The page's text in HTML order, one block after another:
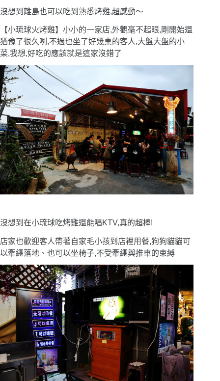
沒想到離島也可以吃到熟悉烤雞,超感動〜
【小琉球火烤雞】小小的一家店,外觀毫不起眼,剛開始還
猶豫了很久咧,不過也坐了好幾桌的客人,大盤大盤的小
菜,我想,好吃的應該就是這家沒錯了
沒想到在小琉球吃烤雞還能唱KTV,真的超棒!
店家也歡迎客人帶著自家毛小孩到店裡用餐,狗狗貓貓可
以牽繩落地、也可以坐椅子,不受牽繩與推車的束縛